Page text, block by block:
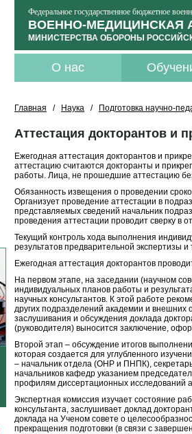
Федеральное государственное бюджетное
ВОЕННО-МЕДИЦИНСКАЯ
МИНИСТЕРСТВА ОБОРОНЫ
О нас
Главная / Наука / Подготовка научно-
Аттестация докторантов и
Ежегодная аттестация докторантов и
аттестацию считаются докторанты и
работы. Лица, не прошедшие аттестацию
Обязанность извещения о проведении
Организует проведение аттестации в
представляемых сведений начальник
проведения аттестации проводит сверку
Текущий контроль хода выполнения
результатов предварительной экспертизы
Ежегодная аттестация докторантов
На первом этапе, на заседании (научном
индивидуальных планов работы и
научных консультантов. К этой работе
других подразделений академии и внешних
заслушивания и обсуждения доклада
(руководителя) выносится заключение,
Второй этап – обсуждение итогов
которая создается для углубленного
– начальник отдела (ОНР и ПНПК),
начальников кафедр указанием
профилям диссертационных исследований
Экспертная комиссия изучает состояние
консультанта, заслушивает доклад
доклада на Ученом совете о
прекращения подготовки (в связи с